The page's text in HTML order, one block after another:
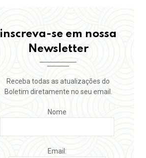
inscreva-se em nossa
Newsletter
Receba todas as atualizações do
Boletim diretamente no seu email.
Nome
Email: